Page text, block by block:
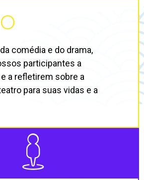
comédia e do drama,
participantes a
a refletirem sobre a
para suas vidas e a